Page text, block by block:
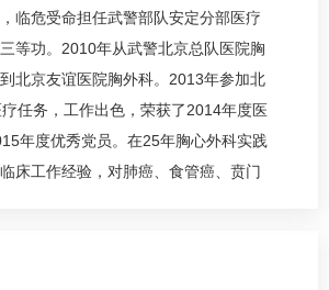
临危受命担任武警部队安定分部医疗
等功。2010年从武警北京总队医院胸
北京友谊医院胸外科。2013年参加北
任务，工作出色，荣获了2014年度医
年度优秀党员。在25年胸心外科实践
床工作经验，对肺癌 、食管癌、贲门
创伤的急救处理，曾多次成功手术救